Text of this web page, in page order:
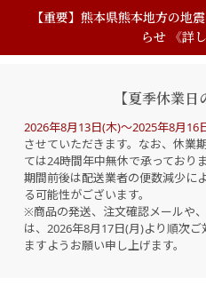
【重要】熊本県熊本地方の地
らせ 《詳
【夏季休業日
2026年8月13日(木)～2025年8月16
させていただきます。なお、休業
ては24時間年中無休で承っており
期間前後は配送業者の便数減少に
る可能性がございます。
※商品の発送、注文確認メールや
は、2026年8月17日(月)より順次
ますようお願い申し上げます。